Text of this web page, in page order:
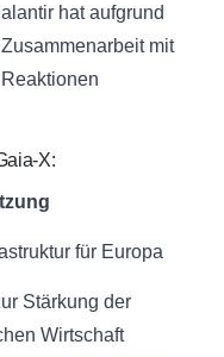
hat aufgrund
mit
X:
für Europa
Stärkung der
Wirtschaft